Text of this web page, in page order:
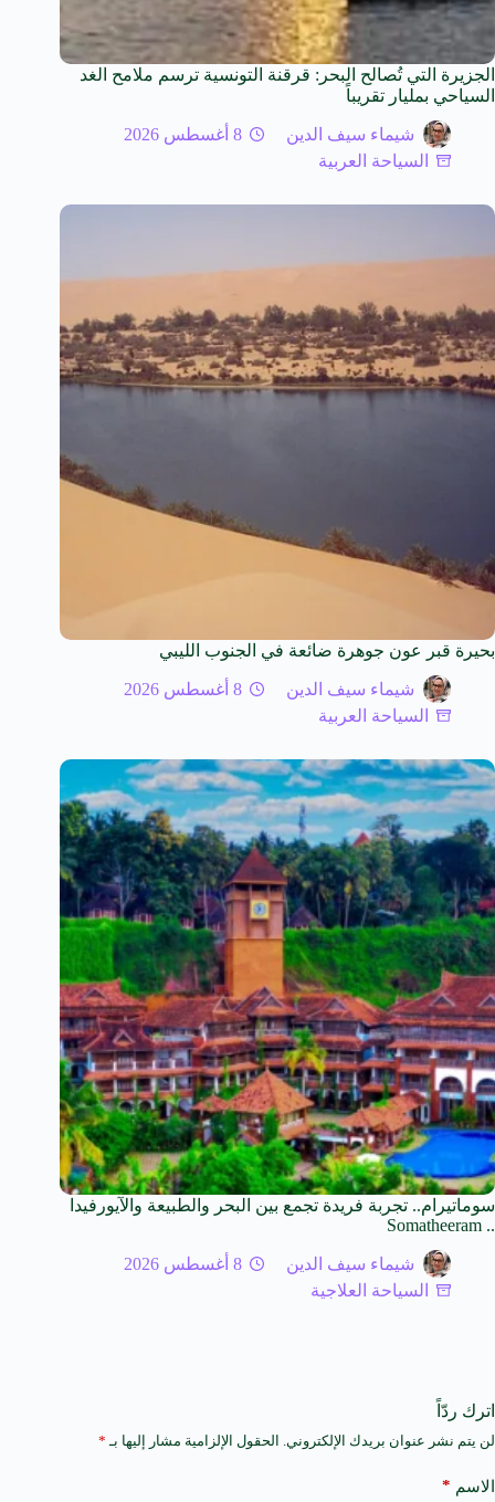
الجزيرة التي تُصالح البحر: قرقنة التونسية ترسم ملامح الغد
السياحي بمليار تقريباً
شيماء سيف الدين
8 أغسطس 2026
السياحة العربية
بحيرة قبر عون جوهرة ضائعة في الجنوب الليبي
شيماء سيف الدين
8 أغسطس 2026
السياحة العربية
سوماتيرام.. تجربة فريدة تجمع بين البحر والطبيعة والآيورفيدا
.. Somatheeram
شيماء سيف الدين
8 أغسطس 2026
السياحة العلاجية
اترك ردّاً
لن يتم نشر عنوان بريدك الإلكتروني. الحقول الإلزامية مشار إليها بـ *
الاسم *
A
t